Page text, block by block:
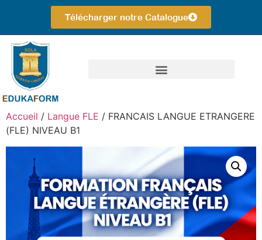
Télécharger notre Catalogue
Accueil / Langue FLE / FRANCAIS LANGUE ETRANGERE
(FLE) NIVEAU B1